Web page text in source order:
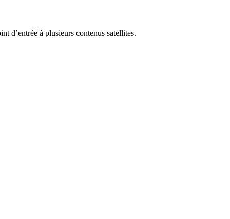
d’entrée à plusieurs contenus satellites.